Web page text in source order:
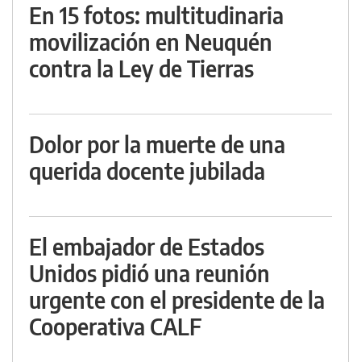
En 15 fotos: multitudinaria
movilización en Neuquén
contra la Ley de Tierras
Dolor por la muerte de una
querida docente jubilada
El embajador de Estados
Unidos pidió una reunión
urgente con el presidente de la
Cooperativa CALF